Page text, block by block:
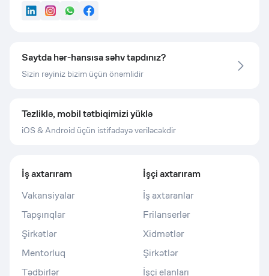
LinkedInInstagram
WhatsApp
Facebook
Saytda hər-hansısa səhv tapdınız?
Sizin rəyiniz bizim üçün önəmlidir
Tezliklə, mobil tətbiqimizi yüklə
iOS & Android üçün istifadəyə veriləcəkdir
İş axtarıram
Vakansiyalar
Tapşırıqlar
Şirkətlər
Mentorluq
Tədbirlər
İşçi axtarıram
İş axtaranlar
Frilanserlər
Xidmətlər
Şirkətlər
İşçi elanları